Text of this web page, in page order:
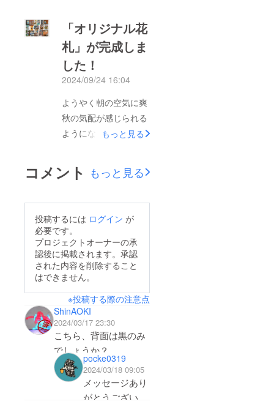
「オリジナル花
札」が完成しま
した！
2024/09/24 16:04
ようやく朝の空気に爽
秋の気配が感じられる
ようになりましたみな
でしょうか。イラスト
レーターの石川 黎で
ての方へ発送させてい
ただきました。「つい
にみなさまの元へお届
けできるのだ」という
事にみなさまの元へ」
という不安や「手に
取って楽しんでいただ
きたい」という期待。
発送後の気持ちは様々
入り混じっていまし
た。数日が過ぎ、みな
もっと見る
コメント もっと見る
投稿するには ログイン が
必要です。
プロジェクトオーナーの承
認後に掲載されます。承認
された内容を削除すること
はできません。
※投稿する際の注意点
ShinAOKI
2024/03/17 23:30
こちら、背面は黒のみ
でしょうか？
もし黒札・赤札の2種
を作られるようでした
ら、2組セットでリ
pocke0319
2024/03/18 09:05
メッセージあり
がとうございま